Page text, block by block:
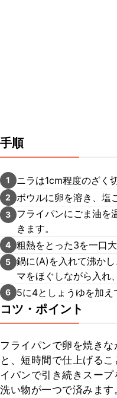
手順
1 ニラは1cm程度のざく
2 ボウルに卵を溶き、塩
3
フライパンにごま油を
きます。
4 粗熱をとった3を一口大
5 鍋に(A)を入れて沸か
マをほぐしながら入れ
6 5に4としょうゆを加え
コツ・ポイント
フライパンで卵を焼きな
と、短時間で仕上げる
イパンで引き続きスー
洗い物が一つで済みま